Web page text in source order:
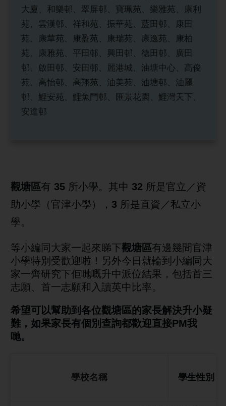
大廈、和樂邨、翠屏邨、寶珮苑、樂雅苑、康利
苑、雲漢邨、祥和苑、振華苑、藍田邨、康田
苑、康華苑、康盈苑、康瑞苑、康逸苑、康柏
苑、康雅苑、平田邨、興田邨、德田邨、廣田
邨、啟田邨、安田邨、麗港城、油塘中心、高俊
苑、高怡邨、高翔苑、油美苑、油塘邨、油麗
邨、鯉安苑、鯉魚門邨、匯景花園、鯉灣天下、
安達邨
觀塘區有 35 所小學。 其中 32 所是官立／資
助小學（官津小學）， 3 所是直資／私立小
學。
等小編同大家一起來睇下觀塘區有邊幾間官津
小學特別受歡迎啦！ 另外今日就輪到小編同大
家一齊研究下佢哋嘅升中派位結果，包括首三
志願、首一志願和入讀英中比率。
希望可以幫助到各位觀塘區的家長解決升小疑
難， 如果家長有個別查詢都歡迎直接PM我
哋。
學校名稱 學生性別